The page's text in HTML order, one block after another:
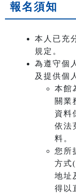
報名須知
本人已充
規定。
為遵守個
及提供個
本館
關業
資料
依法
料。
您所
方式
地址
得以